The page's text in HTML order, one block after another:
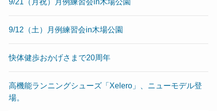
9/12（土）月例練習会in木場公園
快体健歩おかげさまで20周年
高機能ランニングシューズ「Xelero」、ニューモデル登
場。